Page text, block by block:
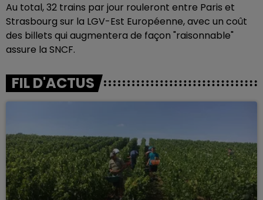
Au total, 32 trains par jour rouleront entre Paris et
Strasbourg sur la LGV-Est Européenne, avec un coût
des billets qui augmentera de façon "raisonnable"
assure la SNCF.
FIL D'ACTUS